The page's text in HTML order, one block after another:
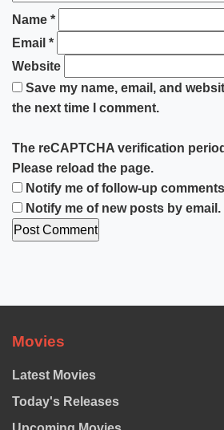
Name *
Email *
Website
Save my name, email, and
the next time I comment.
The reCAPTCHA verification
Please reload the page.
Notify me of follow-up
Notify me of new posts by email.
Movies
Latest Movies
Today's Releases